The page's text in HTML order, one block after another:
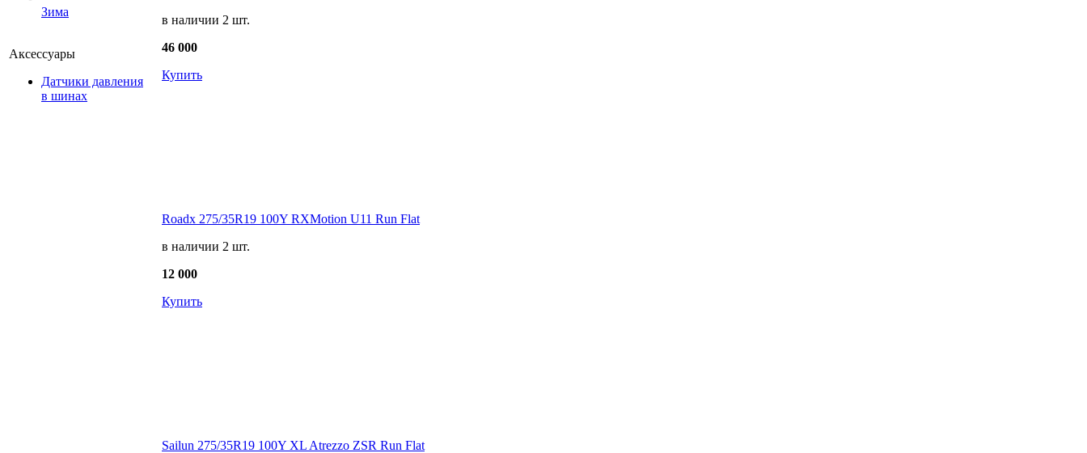
Зима
Аксессуары
Датчики давления
в шинах
в наличии 2 шт.
46 000
Купить
Roadx 275/35R19 100Y RXMotion U11 Run Flat
в наличии 2 шт.
12 000
Купить
Sailun 275/35R19 100Y XL Atrezzo ZSR Run Flat